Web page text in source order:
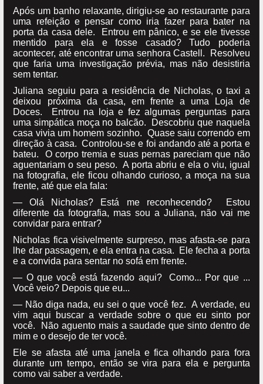
Após um banho relaxante, dirigiu-se ao restaurante para
uma refeição e pensar como iria fazer para bater na
porta da casa dele. Entrou em pânico, e se ele tivesse
mentido para ela e fosse casado? Tudo poderia
acontecer, até encontrar uma senhora Castell. Resolveu
que faria uma investigação prévia, mas não desistiria
sem tentar.
Juliana seguiu para a residência de Nicholas, o taxi a
deixou próxima da casa, em frente a uma Loja de
Doces. Entrou na loja e fez algumas perguntas para
uma simpática moça no balcão. Descobriu que naquela
casa vivia um homem sozinho. Quase saiu correndo em
direção à casa. Controlou-se e foi andando até a porta e
bateu. O corpo tremia e suas pernas pareciam que não
aguentariam o seu peso. A porta abriu e ela o viu, igual
na fotografia, ele ficou olhando curioso, a moça na sua
frente, até que ela fala:
— Olá Nicholas? Está me reconhecendo? Estou
diferente da fotografia, mas sou a Juliana, não vai me
convidar para entrar?
Nicholas fica visivelmente surpreso, mas afasta-se para
lhe dar passagem, e ela entra na casa. Ele fecha a porta
e a convida para sentar no sofá em frente.
— O que você está fazendo aqui? Como... Por que ...
Você veio? Depois que eu...
— Não diga nada, eu sei o que você fez. A verdade, eu
vim aqui buscar a verdade sobre o que eu sinto por
você. Não aguento mais a saudade que sinto dentro de
mim e o desejo de ter você.
Ele se afasta até uma janela e fica olhando para fora
durante um tempo, então se vira para ela e pergunta
como vai saber a verdade.